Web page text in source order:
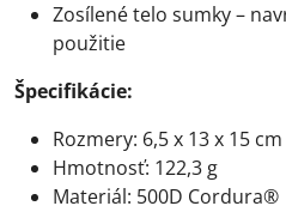
Zosílené telo sumky –
použitie
Špecifikácie:
Rozmery: 6,5 x 13 x 15 cm
Hmotnosť: 122,3 g
Materiál: 500D Cordura®